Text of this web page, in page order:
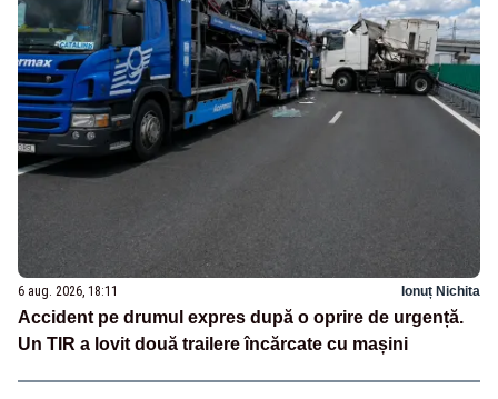
6 aug. 2026, 18:11 Ionuț Nichita
Accident pe drumul expres după o oprire de urgență.
Un TIR a lovit două trailere încărcate cu mașini